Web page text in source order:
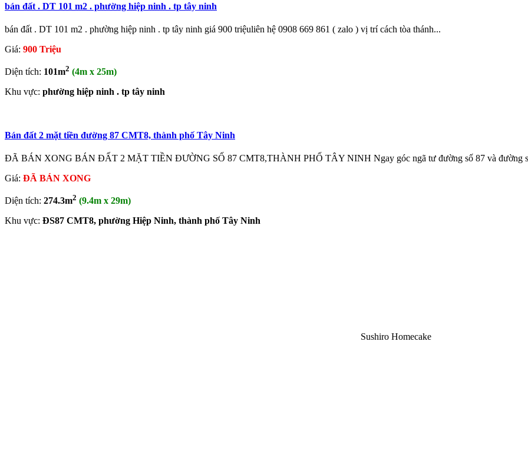
bán đất . DT 101 m2 . phường hiệp ninh . tp tây ninh
bán đất . DT 101 m2 . phường hiệp ninh . tp tây ninh giá 900 triệuliên hệ 0908 669 861 ( zalo ) vị trí cách tòa thánh...
Giá: 900 Triệu
Diện tích: 101m2 (4m x 25m)
Khu vực: phường hiệp ninh . tp tây ninh
Bán đất 2 mặt tiền đường 87 CMT8, thành phố Tây Ninh
ĐÃ BÁN XONG BÁN ĐẤT 2 MẶT TIỀN ĐƯỜNG SỐ 87 CMT8,THÀNH PHỐ TÂY NINH Ngay góc ngã tư đường số 87 và đường
Giá: ĐÃ BÁN XONG
Diện tích: 274.3m2 (9.4m x 29m)
Khu vực: ĐS87 CMT8, phường Hiệp Ninh, thành phố Tây Ninh
Sushiro Homecake